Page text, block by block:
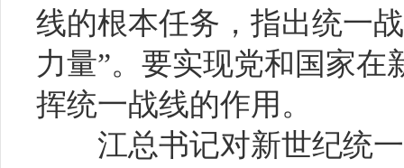
线的根本任务，指出统一
力量”。要实现党和国家
挥统一战线的作用。
江总书记对新世纪统一